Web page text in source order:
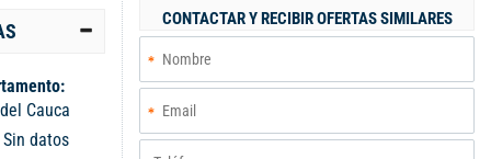
Cauca
Sin datos
CONTACTAR Y RECIBIR OFERTAS SIMILARES